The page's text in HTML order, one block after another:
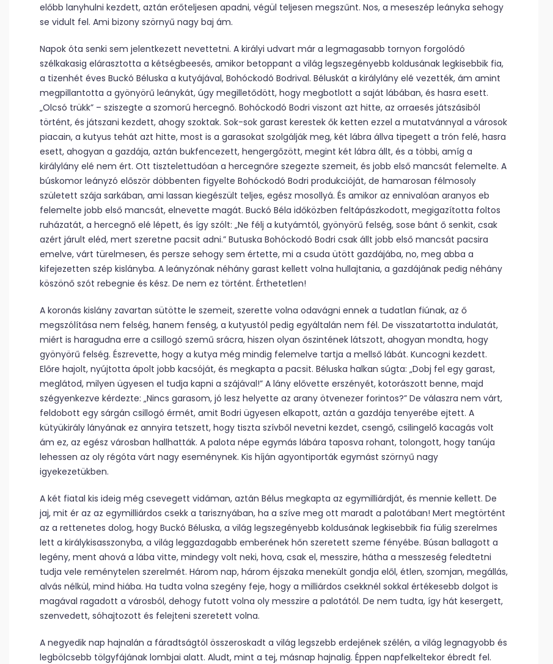
előbb lanyhulni kezdett, aztán erőteljesen apadni, végül teljesen megszűnt. Nos, a meseszép leányka sehogy
se vidult fel. Ami bizony szörnyű nagy baj ám.
Napok óta senki sem jelentkezett nevettetni. A királyi udvart már a legmagasabb tornyon forgolódó
szélkakasig elárasztotta a kétségbeesés, amikor betoppant a világ legszegényebb koldusának legkisebbik fia,
a tizenhét éves Buckó Béluska a kutyájával, Bohóckodó Bodrival. Béluskát a királylány elé vezették, ám amint
megpillantotta a gyönyörű leánykát, úgy megilletődött, hogy megbotlott a saját lábában, és hasra esett.
„Olcsó trükk” – sziszegte a szomorú hercegnő. Bohóckodó Bodri viszont azt hitte, az orraesés játszásiból
történt, és játszani kezdett, ahogy szoktak. Sok-sok garast kerestek ők ketten ezzel a mutatvánnyal a városok
piacain, a kutyus tehát azt hitte, most is a garasokat szolgálják meg, két lábra állva tipegett a trón felé, hasra
esett, ahogyan a gazdája, aztán bukfencezett, hengergőzött, megint két lábra állt, és a többi, amíg a
királylány elé nem ért. Ott tisztelettudóan a hercegnőre szegezte szemeit, és jobb első mancsát felemelte. A
búskomor leányzó először döbbenten figyelte Bohóckodó Bodri produkcióját, de hamarosan félmosoly
született szája sarkában, ami lassan kiegészült teljes, egész mosollyá. És amikor az ennivalóan aranyos eb
felemelte jobb első mancsát, elnevette magát. Buckó Béla időközben feltápászkodott, megigazította foltos
ruházatát, a hercegnő elé lépett, és így szólt: „Ne félj a kutyámtól, gyönyörű felség, sose bánt ő senkit, csak
azért járult eléd, mert szeretne pacsit adni.” Butuska Bohóckodó Bodri csak állt jobb első mancsát pacsira
emelve, várt türelmesen, és persze sehogy sem értette, mi a csuda ütött gazdájába, no, meg abba a
kifejezetten szép kislányba. A leányzónak néhány garast kellett volna hullajtania, a gazdájának pedig néhány
köszönő szót rebegnie és kész. De nem ez történt. Érthetetlen!
A koronás kislány zavartan sütötte le szemeit, szerette volna odavágni ennek a tudatlan fiúnak, az ő
megszólítása nem felség, hanem fenség, a kutyustól pedig egyáltalán nem fél. De visszatartotta indulatát,
miért is haragudna erre a csillogó szemű srácra, hiszen olyan őszintének látszott, ahogyan mondta, hogy
gyönyörű felség. Észrevette, hogy a kutya még mindig felemelve tartja a mellső lábát. Kuncogni kezdett.
Előre hajolt, nyújtotta ápolt jobb kacsóját, és megkapta a pacsit. Béluska halkan súgta: „Dobj fel egy garast,
meglátod, milyen ügyesen el tudja kapni a szájával!” A lány elővette erszényét, kotorászott benne, majd
szégyenkezve kérdezte: „Nincs garasom, jó lesz helyette az arany ötvenezer forintos?” De válaszra nem várt,
feldobott egy sárgán csillogó érmét, amit Bodri ügyesen elkapott, aztán a gazdája tenyerébe ejtett. A
kütyükirály lányának ez annyira tetszett, hogy tiszta szívből nevetni kezdet, csengő, csilingelő kacagás volt
ám ez, az egész városban hallhatták. A palota népe egymás lábára taposva rohant, tolongott, hogy tanúja
lehessen az oly régóta várt nagy eseménynek. Kis híján agyontiporták egymást szörnyű nagy
igyekezetükben.
A két fiatal kis ideig még csevegett vidáman, aztán Bélus megkapta az egymilliárdját, és mennie kellett. De
jaj, mit ér az az egymilliárdos csekk a tarisznyában, ha a szíve meg ott maradt a palotában! Mert megtörtént
az a rettenetes dolog, hogy Buckó Béluska, a világ legszegényebb koldusának legkisebbik fia fülig szerelmes
lett a királykisasszonyba, a világ leggazdagabb emberének hőn szeretett szeme fényébe. Búsan ballagott a
legény, ment ahová a lába vitte, mindegy volt neki, hova, csak el, messzire, hátha a messzeség feledtetni
tudja vele reménytelen szerelmét. Három nap, három éjszaka menekült gondja elől, étlen, szomjan, megállás,
alvás nélkül, mind hiába. Ha tudta volna szegény feje, hogy a milliárdos csekknél sokkal értékesebb dolgot is
magával ragadott a városból, dehogy futott volna oly messzire a palotától. De nem tudta, így hát kesergett,
szenvedett, sóhajtozott és felejteni szeretett volna.
A negyedik nap hajnalán a fáradtságtól összeroskadt a világ legszebb erdejének szélén, a világ legnagyobb és
legbölcsebb tölgyfájának lombjai alatt. Aludt, mint a tej, másnap hajnalig. Éppen napfelkeltekor ébredt fel.